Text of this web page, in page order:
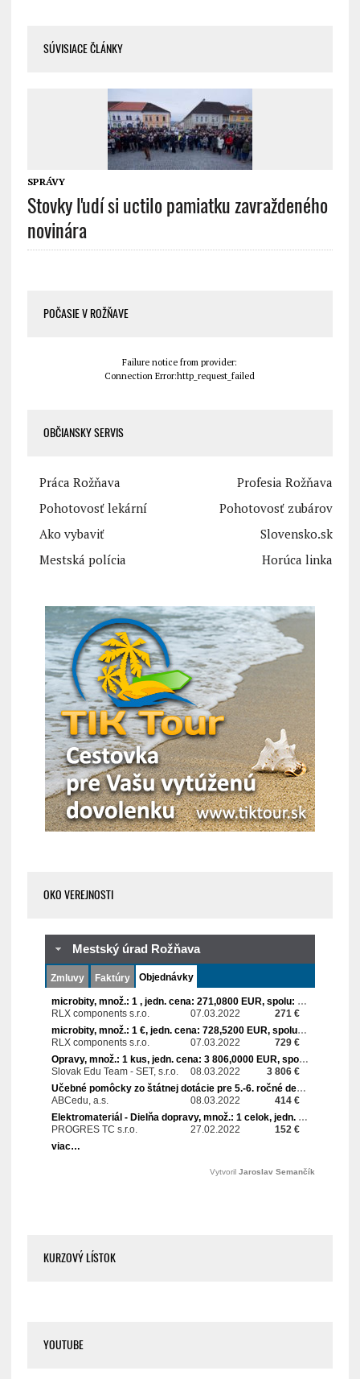
SÚVISIACE ČLÁNKY
SPRÁVY
Stovky ľudí si uctilo pamiatku zavraždeného
novinára
POČASIE V ROŽŇAVE
Failure notice from provider:
Connection Error:http_request_failed
OBČIANSKY SERVIS
Práca Rožňava
Profesia Rožňava
Pohotovosť lekární
Pohotovosť zubárov
Ako vybaviť
Slovensko.sk
Mestská polícia
Horúca linka
OKO VEREJNOSTI
KURZOVÝ LÍSTOK
YOUTUBE